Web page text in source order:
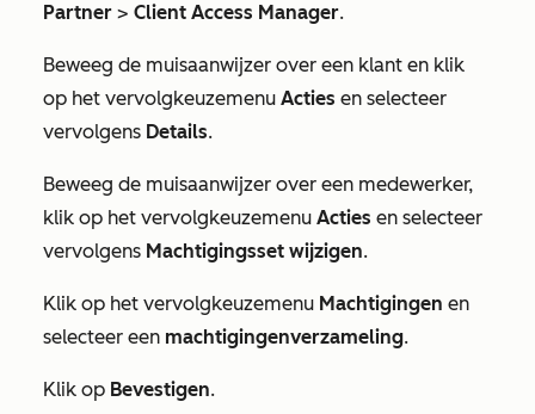
Partner > Client Access Manager.
Beweeg de muisaanwijzer over een klant en klik
op het vervolgkeuzemenu Acties en selecteer
vervolgens Details.
Beweeg de muisaanwijzer over een medewerker,
klik op het vervolgkeuzemenu Acties en selecteer
vervolgens Machtigingsset wijzigen.
Klik op het vervolgkeuzemenu Machtigingen en
selecteer een machtigingenverzameling.
Klik op Bevestigen.